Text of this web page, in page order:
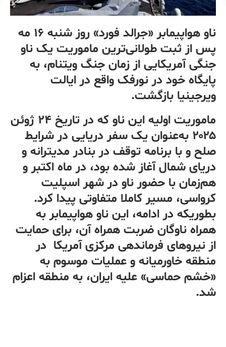
ناو هواپیمابر «جرالد فورد» روز شنبه ۱۶ مه
پس از ثبت طولانی‌ترین ماموریت یک ناو
جنگی آمریکایی از زمان جنگ ویتنام، به
پایگاه خود در نورفک واقع در ایالت
ویرجینیا بازگشت.
ماموریت اولیه این ناو که در تاریخ ۲۴ ژوئن
۲۰۲۵ به‌عنوان یک سفر دریایی در شرایط
صلح و با برنامه توقف در بنادر مدیترانه و
دریای شمال آغاز شده بود، در ماه اکتبر و
هم‌زمان با حضور ناو در شهر اسپلیت
کرواسی، مسیر کاملا متفاوتی پیدا کرد.
بطوریکه در ادامه، این ناو هواپیمابر به
همراه ناوگان ضربت همراه آن، برای حمایت
از نیروهای فرماندهی مرکزی آمریکا در
منطقه خاورمیانه و عملیات موسوم به
«خشم حماسی» علیه ایران، به منطقه اعزام
شد.